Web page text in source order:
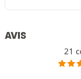
AVIS
21